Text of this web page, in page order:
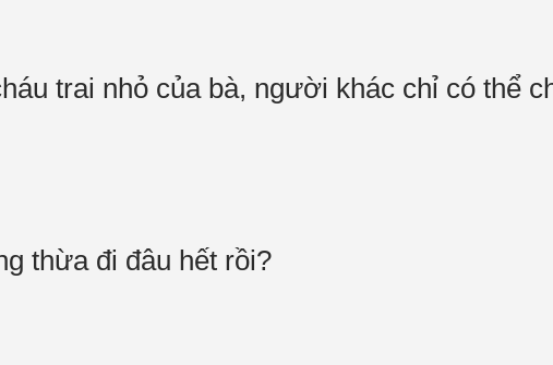
trai nhỏ của bà, người khác chỉ có thể
thừa đi đâu hết rồi?